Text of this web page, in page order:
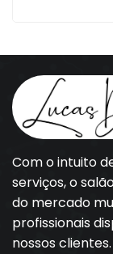
Com o intuito
serviços, o
do mercado
profissionais
nossos clientes.